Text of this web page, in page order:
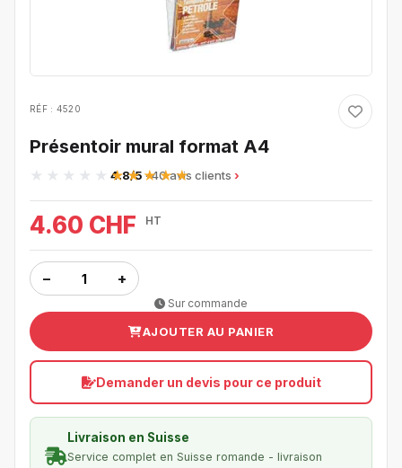
RÉF : 4520
Présentoir mural format A4
4.8/5· 40 avis clients
4.60 CHF HT
− +
Sur commande
AJOUTER AU PANIER
Demander un devis pour ce produit
Livraison en Suisse
Service complet en Suisse romande - livraison